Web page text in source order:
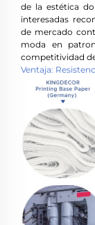
de la estética
interesadas
de mercado
moda en
competitividad
Ventaja: